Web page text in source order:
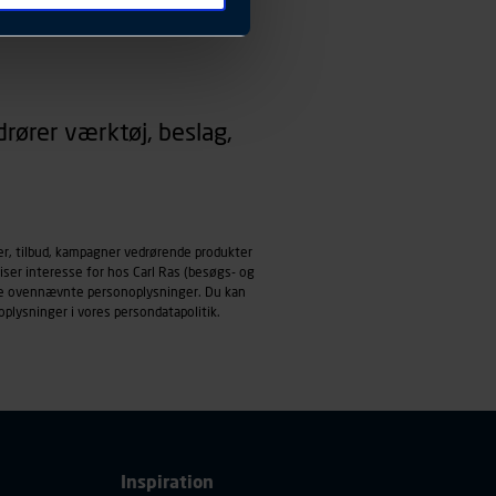
foretrukne sprog, og den
og apps med
behandles der
tidspunkt, hvad der
af
værktøj, beslag,
tilbud, kampagner vedrørende produkter
interesse for hos Carl Ras (besøgs- og
ovennævnte personoplysninger. Du kan
i vores persondatapolitik.
Inspiration